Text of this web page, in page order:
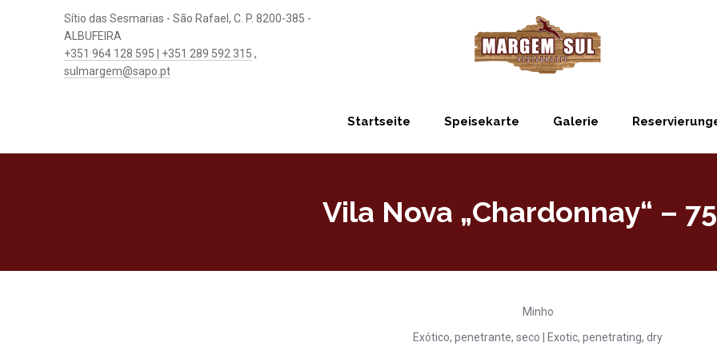
Sítio das Sesmarias - São Rafael, C. P. 8200-385 -
ALBUFEIRA
+351 964 128 595 | +351 289 592 315 ,
sulmargem@sapo.pt
Startseite Speisekarte Galerie
Vila Nova „Chardonnay“ –
Minho
Exótico, penetrante, seco | Exotic, penetrating, dry